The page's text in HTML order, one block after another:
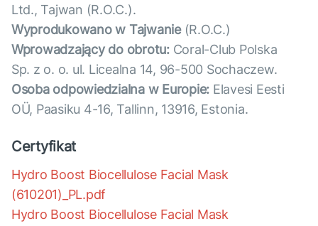
Ltd., Tajwan (R.O.C.).
Wyprodukowano w Tajwanie(R.O.C.)
Wprowadzający do obrotu:Coral-Club Polska
Sp. z o. o. ul. Licealna 14, 96-500 Sochaczew.
Osoba odpowiedzialna w Europie: Elavesi Eesti
OÜ, Paasiku 4-16, Tallinn, 13916, Estonia.
Certyfikat
Hydro Boost Biocellulose Facial Mask
(610201)_PL.pdf
Hydro Boost Biocellulose Facial Mask